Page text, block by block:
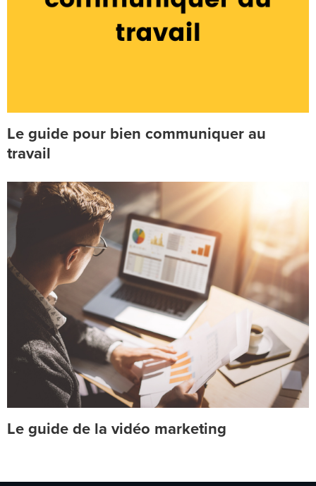
Le guide pour bien communiquer au
travail
Le guide de la vidéo marketing